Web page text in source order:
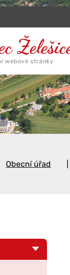
Obecní úřad